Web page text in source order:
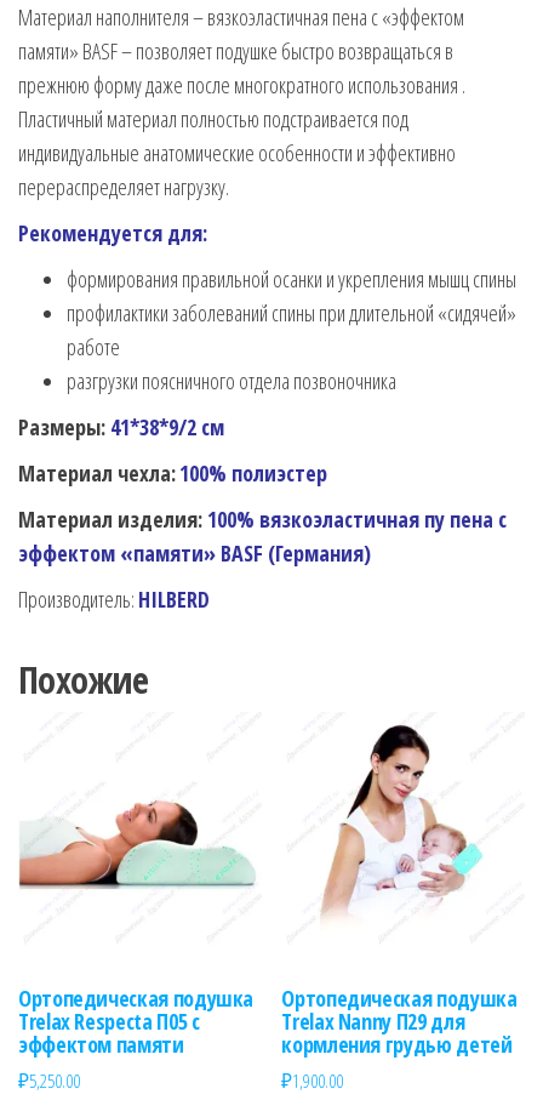
Материал наполнителя – вязкоэластичная пена с «эффектом
памяти» BASF – позволяет подушке быстро возвращаться в
прежнюю форму даже после многократного использования .
Пластичный материал полностью подстраивается под
индивидуальные анатомические особенности и эффективно
перераспределяет нагрузку.
Рекомендуется для:
формирования правильной осанки и укрепления мышц спины
профилактики заболеваний спины при длительной «сидячей»
работе
разгрузки поясничного отдела позвоночника
Размеры: 41*38*9/2 см
Материал чехла:100% полиэстер
Материал изделия: 100% вязкоэластичная пу пена с
эффектом «памяти» BASF (Германия)
Производитель: HILBERD
Похожие
Ортопедическая подушка
Trelax Respecta П05 с
эффектом памяти
₽5,250.00
Ортопедическая подушка
Trelax Nanny П29 для
кормления грудью детей
₽1,900.00